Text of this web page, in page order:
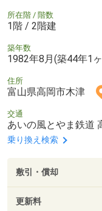
所在階 / 階数
1階 / 2階建
築年数
1982年8月(築44年1
住所
富山県高岡市木津
交通
あいの風とやま鉄道
乗り換え検索
敷引・償却
更新料